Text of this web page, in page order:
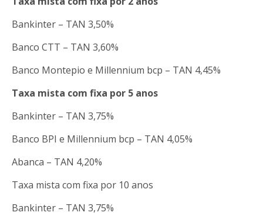
Bankinter – TAN 3,50%
Banco CTT – TAN 3,60%
Banco Montepio e Millennium bcp – TAN 4,45%
Taxa mista com fixa por 5 anos
Bankinter – TAN 3,75%
Banco BPI e Millennium bcp – TAN 4,05%
Abanca – TAN 4,20%
Taxa mista com fixa por 10 anos
Bankinter – TAN 3,75%